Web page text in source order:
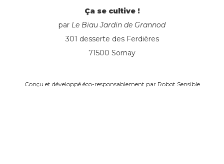
Ça se cultive !
par Le Biau Jardin de Grannod
301 desserte des Ferdières
71500 Sornay
Conçu et développé éco-responsablement par Robot Sensible